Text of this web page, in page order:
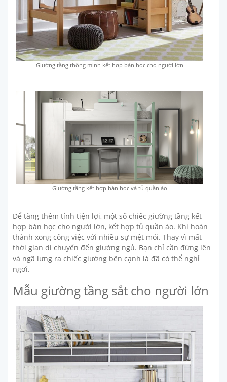
Giường tầng thông minh kết hợp bàn học cho người lớn
Giường tầng kết hợp bàn học và tủ quần áo
Để tăng thêm tính tiện lợi, một số chiếc giường tầng kết
hợp bàn học cho người lớn, kết hợp tủ quần áo. Khi hoàn
thành xong công việc với nhiều sự mệt mỏi. Thay vì mất
thời gian di chuyển đến giường ngủ. Bạn chỉ cần đứng lên
và ngã lưng ra chiếc giường bên cạnh là đã có thể nghỉ
ngơi.
Mẫu giường tầng sắt cho người lớn